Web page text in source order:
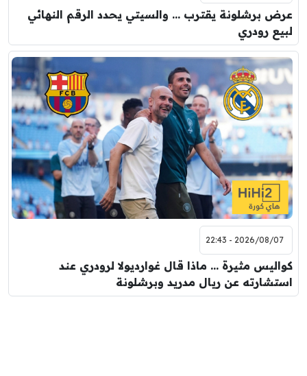
عرض برشلونة يقترب … والسيتي يحدد الرقم النهائي
لبيع رودري
2026/08/07 - 22:43
كواليس مثيرة … ماذا قال غوارديولا لرودري عند
استشارته عن ريال مدريد وبرشلونة